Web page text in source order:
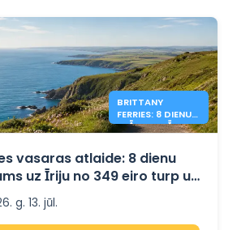
BRITTANY
FERRIES: 8 DIENU
PRĀMIS UZ ĪRIJU
vasaras atlaide: 8 dienu
uz Īriju no 349 eiro turp un
g. 13. jūl.